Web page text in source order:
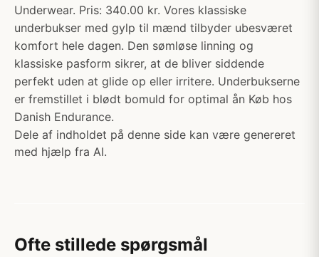
Underwear. Pris: 340.00 kr. Vores klassiske
underbukser med gylp til mænd tilbyder ubesværet
komfort hele dagen. Den sømløse linning og
klassiske pasform sikrer, at de bliver siddende
perfekt uden at glide op eller irritere. Underbukserne
er fremstillet i blødt bomuld for optimal ån Køb hos
Danish Endurance.
Dele af indholdet på denne side kan være genereret
med hjælp fra AI.
Ofte stillede spørgsmål